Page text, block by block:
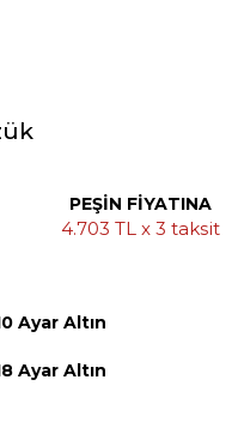
PEŞİN FİYATINA
4.703 TL x 3 taksit
Ayar Altın
Ayar Altın